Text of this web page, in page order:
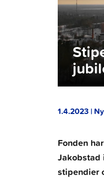
1.4.2023 |
Fonden
Jakobstad
stipendier